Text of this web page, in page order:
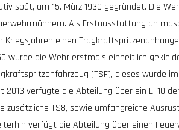
spät, am 15. März 1930 gegründet. Die
Als Erstausstattung an
Kriegsjahren einen
wurde die Wehr erstmals einheitlich
(TSF), dieses wurde
2013 verfügte die Abteilung über ein LF10
zusätzliche TS8, sowie umfangreiche
verfügt die Abteilung über einen